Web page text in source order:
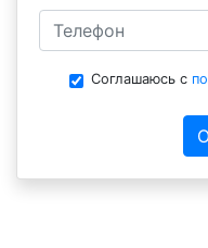
Соглашаюсь с